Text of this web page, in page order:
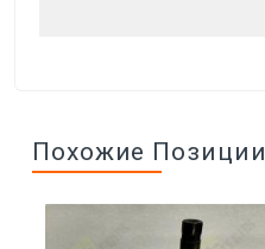
Похожие Позиции